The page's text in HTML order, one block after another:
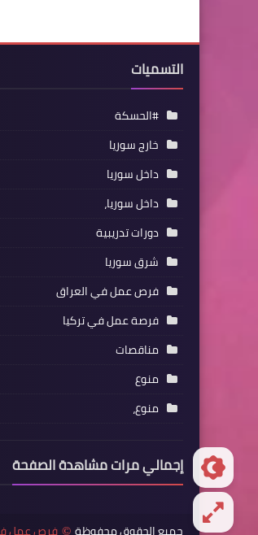
التسميات
#الحسكة
خارج سوريا
داخل سوريا
داخل سوريا،
دورات تدريبية
شرق سوريا
فرص عمل في العراق
فرصة عمل في تركيا
مناقصات
منوع
منوع،
إجمالي مرات مشاهدة الصفحة
جميع الحقوق محفوظة © فرص عمل